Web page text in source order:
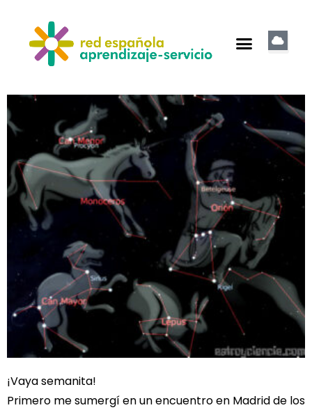
¡Vaya semanita!
Primero me sumergí en un encuentro en Madrid de los